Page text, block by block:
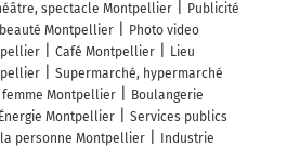
spectacle Montpellier
Publicité
Montpellier
Photo video
Café Montpellier
Lieu
Supermarché, hypermarché
femme Montpellier
Boulangerie
Énergie Montpellier
Services publics
personne Montpellier
Industrie